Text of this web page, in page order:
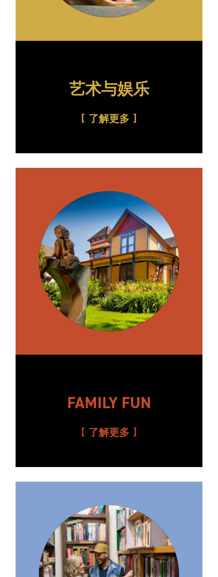
艺术与娱乐
了解更多
FAMILY FUN
了解更多